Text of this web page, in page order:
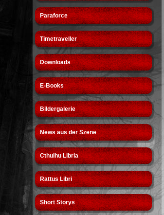
Paraforce
Timetraveller
Downloads
E-Books
Bildergalerie
News aus der Szene
Cthulhu Libria
Rattus Libri
Short Storys